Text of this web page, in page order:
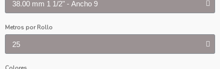
Metros por Rollo